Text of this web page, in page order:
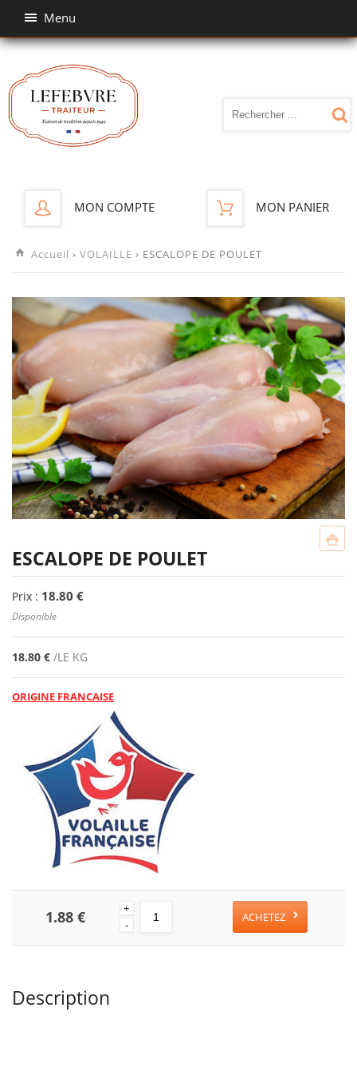
Menu
MON COMPTE MON PANIER
Accueil ›VOLAILLE › ESCALOPE DE POULET
ESCALOPE DE POULET
Prix : 18.80 €
Disponible
18.80 € /LE KG
ORIGINE FRANCAISE
1.88 €
+
-
ACHETEZ
Description